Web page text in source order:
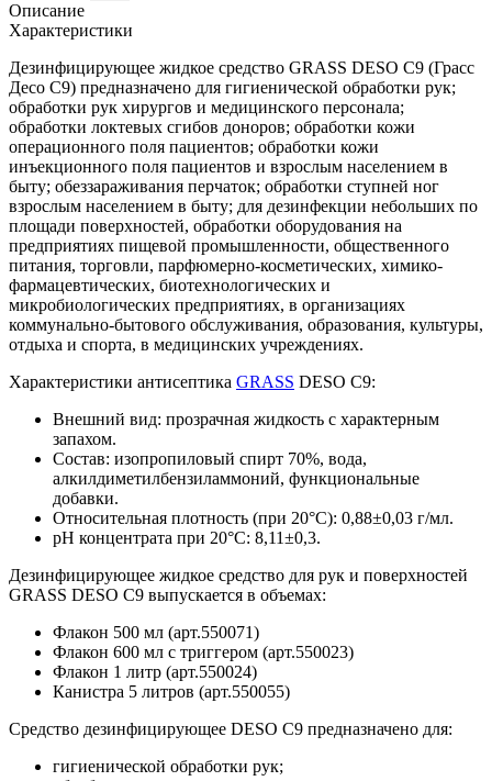
Описание
Характеристики
Дезинфицирующее жидкое средство GRASS DESO C9 (Грасс
Десо С9) предназначено для гигиенической обработки рук;
обработки рук хирургов и медицинского персонала;
обработки локтевых сгибов доноров; обработки кожи
операционного поля пациентов; обработки кожи
инъекционного поля пациентов и взрослым населением в
быту; обеззараживания перчаток; обработки ступней ног
взрослым населением в быту; для дезинфекции небольших по
площади поверхностей, обработки оборудования на
предприятиях пищевой промышленности, общественного
питания, торговли, парфюмерно-косметических, химико-
фармацевтических, биотехнологических и
микробиологических предприятиях, в организациях
коммунально-бытового обслуживания, образования, культуры,
отдыха и спорта, в медицинских учреждениях.
Характеристики антисептика GRASS DESO C9:
Внешний вид: прозрачная жидкость с характерным
запахом.
Состав: изопропиловый спирт 70%, вода,
алкилдиметилбензиламмоний, функциональные
добавки.
Относительная плотность (при 20°C): 0,88±0,03 г/мл.
pH концентрата при 20°C: 8,11±0,3.
Дезинфицирующее жидкое средство для рук и поверхностей
GRASS DESO C9 выпускается в объемах:
Флакон 500 мл (арт.550071)
Флакон 600 мл с триггером (арт.550023)
Флакон 1 литр (арт.550024)
Канистра 5 литров (арт.550055)
Средство дезинфицирующее DESO C9 предназначено для:
гигиенической обработки рук;